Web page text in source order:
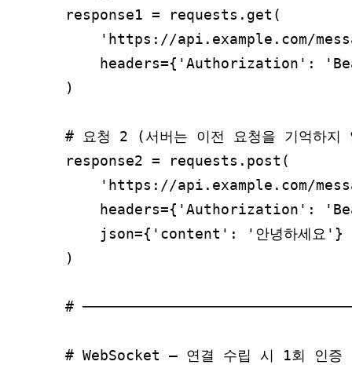
response1 = requests.get(
'https://api.example.com/
headers={'Authorization':
)
# 요청 2 (서버는 이전 요청을 기억하지
response2 = requests.post(
'https://api.example.com/
headers={'Authorization':
    json={'content': '안녕하세요'}
)
#
# WebSocket – 연결 수립 시 1회 인증